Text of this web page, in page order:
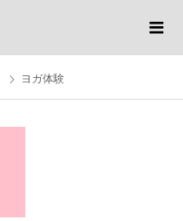
ヨガ体験